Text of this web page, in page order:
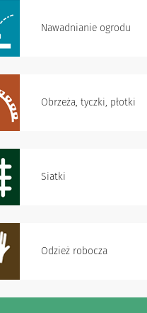
Nawadnianie ogrodu
Obrzeża, tyczki, płotki
Siatki
Odzież robocza